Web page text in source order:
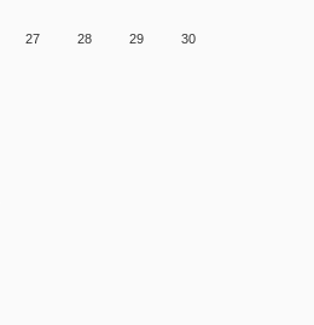
27 28 29 30